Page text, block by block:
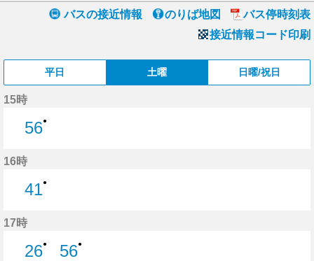
バスの接近情報 のりば地図
バス停時刻表
接近情報コード印刷
平日 土曜 日曜/祝日
15時
56●
16時
41●
17時
26●
56●